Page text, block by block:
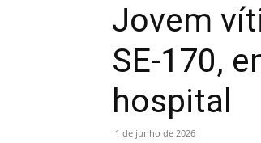
Jovem
SE-170,
hospital
1 de junho de 2026